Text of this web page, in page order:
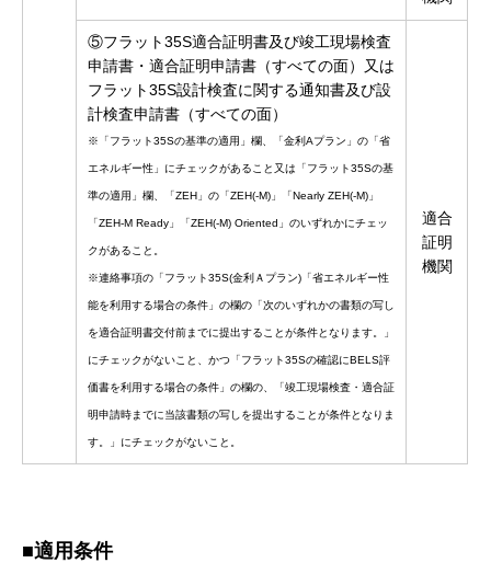
⑤フラット35S適合証明書及び竣工現場検査
申請書・適合証明申請書（すべての面）又は
フラット35S設計検査に関する通知書及び設
計検査申請書（すべての面）
※「フラット35Sの基準の適用」欄、「金利Aプラン」の「省
エネルギー性」にチェックがあること又は「フラット35Sの基
準の適用」欄、「ZEH」の「ZEH(-M)」「Nearly ZEH(-M)」
「ZEH-M Ready」「ZEH(-M) Oriented」のいずれかにチェッ
クがあること。
※連絡事項の「フラット35S(金利Ａプラン)「省エネルギー性
能を利用する場合の条件」の欄の「次のいずれかの書類の写し
を適合証明書交付前までに提出することが条件となります。」
にチェックがないこと、かつ「フラット35Sの確認にBELS評
価書を利用する場合の条件」の欄の、「竣工現場検査・適合証
明申請時までに当該書類の写しを提出することが条件となりま
す。」にチェックがないこと。
適合
証明
機関
■適用条件